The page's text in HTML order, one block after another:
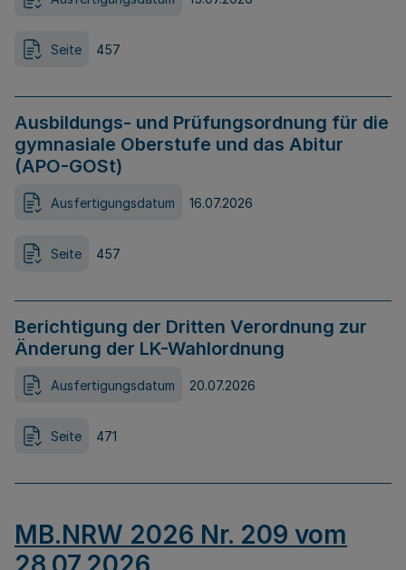
Seite 457
Ausbildungs- und Prüfungsordnung für die
gymnasiale Oberstufe und das Abitur
(APO-GOSt)
Ausfertigungsdatum 16.07.2026
Seite 457
Berichtigung der Dritten Verordnung zur
Änderung der LK-Wahlordnung
Ausfertigungsdatum 20.07.2026
Seite 471
MB.NRW 2026 Nr. 209 vom